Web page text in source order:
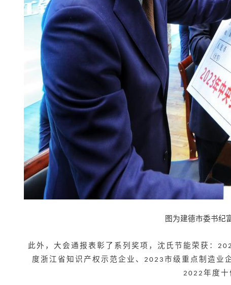
图为建德市委书纪
此外，大会通报表彰了系列奖项， 沈氏节能荣获：
度浙江省知识产权示范企业、 2023 市级重点制造业
2022年度十